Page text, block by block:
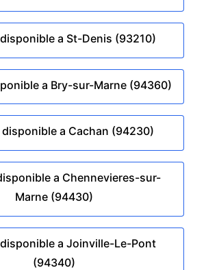
a St-Denis (93210)
a Bry-sur-Marne (94360)
disponible a Cachan (94230)
a Chennevieres-sur-
Marne (94430)
a Joinville-Le-Pont
(94340)